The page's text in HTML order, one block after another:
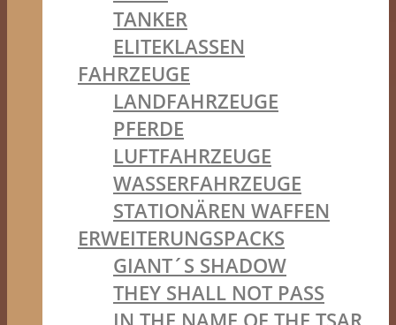
TANKER
ELITEKLASSEN
FAHRZEUGE
LANDFAHRZEUGE
PFERDE
LUFTFAHRZEUGE
WASSERFAHRZEUGE
STATIONÄREN WAFFEN
ERWEITERUNGSPACKS
GIANT´S SHADOW
THEY SHALL NOT PASS